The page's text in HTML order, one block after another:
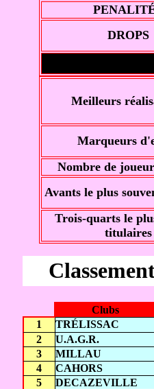
DROPS
Meilleurs
Marqueurs
Nombre de
Avants le plus
Trois-quarts le
titulaires
Clubs
1
TRÉLISSAC
2
U.A.G.R.
3
MILLAU
4
CAHORS
5
DECAZEVILLE